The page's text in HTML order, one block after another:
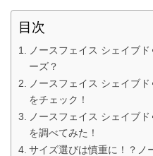
目次
ノースフェイス シェイブ
ーズ？
ノースフェイス シェイブ
をチェック！
ノースフェイス シェイブ
を調べてみた！
サイズ選びは慎重に！？ノ